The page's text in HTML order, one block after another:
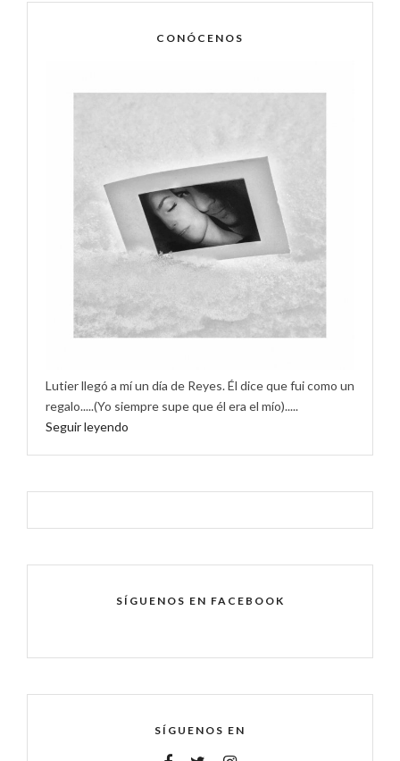
CONÓCENOS
Lutier llegó a mí un día de Reyes. Él dice que fui como un
regalo.....(Yo siempre supe que él era el mío).....
Seguir leyendo
SÍGUENOS EN FACEBOOK
SÍGUENOS EN